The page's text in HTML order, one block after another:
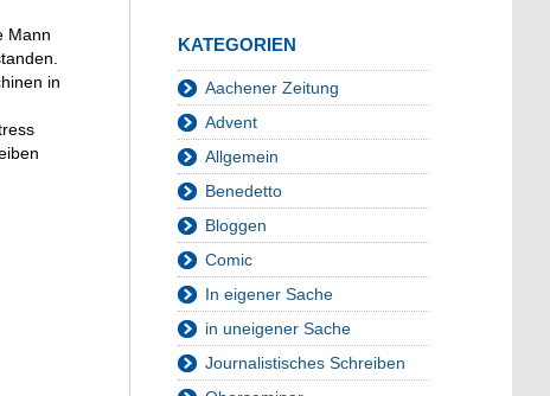
Mann
in
KATEGORIEN
Aachener Zeitung
Advent
Allgemein
Benedetto
Bloggen
Comic
In eigener Sache
in uneigener Sache
Journalistisches Schreiben